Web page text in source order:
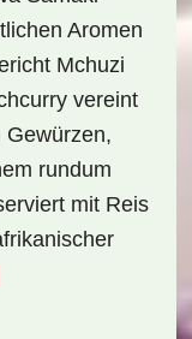
Aromen
Mchuzi
vereint
Gewürzen,
rundum
mit Reis